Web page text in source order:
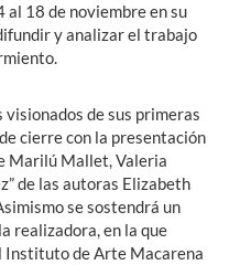
al 18 de noviembre en su
y analizar el trabajo
visionados de sus primeras
cierre con la presentación
Marilú Mallet, Valeria
de las autoras Elizabeth
se sostendrá un
realizadora, en la que
Instituto de Arte Macarena